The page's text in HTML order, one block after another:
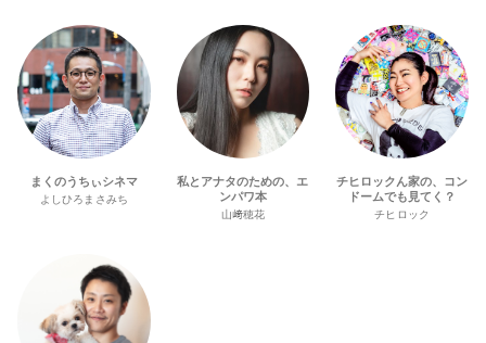
まくのうちぃシネマ
よしひろまさみち
私とアナタのための、エ
ンパワ本
山﨑穂花
チヒロックん家の、コン
ドームでも見てく？
チヒロック